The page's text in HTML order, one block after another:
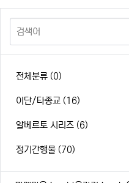
전체분류 (0)
이단/타종교 (16)
알베르토 시리즈 (6)
정기간행물 (70)